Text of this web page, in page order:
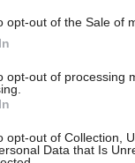
opt-out of the Sale of
opt-out of processing
opt-out of Collection,
Data that Is
Viessmann